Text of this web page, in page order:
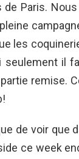
Paris.
les
seulement il
partie remise.
de voir que
ce week